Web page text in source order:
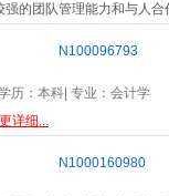
的团队管理能力和与人
N100096793
历：本科| 专业： 会计学
更详细...
N1000160980